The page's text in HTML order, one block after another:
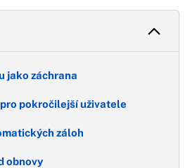
jako záchrana
pokročilejší uživatele
záloh
obnovy